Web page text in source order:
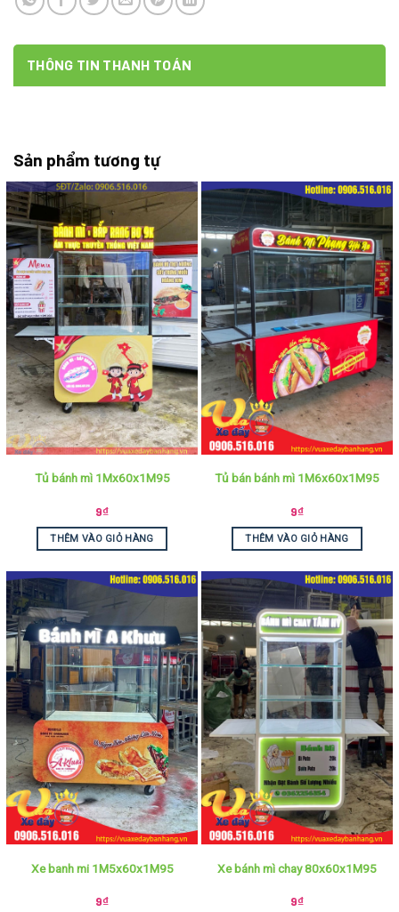
THÔNG TIN THANH TOÁN
Sản phẩm tương tự
Tủ bánh mì 1Mx60x1M95
9₫
THÊM VÀO GIỎ HÀNG
Tủ bán bánh mì 1M6x60x1M95
9₫
THÊM VÀO GIỎ HÀNG
Xe banh mi 1M5x60x1M95
9₫
Xe bánh mì chay 80x60x1M95
9₫